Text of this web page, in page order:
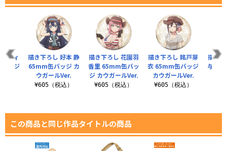
描き下ろし 花園羽
香里 65mm缶バッ
ジ カウガールVer.
¥605（税込）
描き下ろし 銘戸芽
衣 65mm缶バッジ
カウガールVer.
¥605（税込）
描き
与
ディ
ッジ
描き下ろし 好本 静
65mm缶バッジ カ
ウガールVer.
¥605（税込）
この商品と同じ作品タイトルの商品